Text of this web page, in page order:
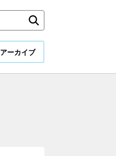
アーカイブ